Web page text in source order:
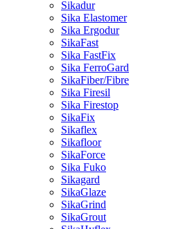
Sikadur
Sika Elastomer
Sika Ergodur
SikaFast
Sika FastFix
Sika FerroGard
SikaFiber/Fibre
Sika Firesil
Sika Firestop
SikaFix
Sikaflex
Sikafloor
SikaForce
Sika Fuko
Sikagard
SikaGlaze
SikaGrind
SikaGrout